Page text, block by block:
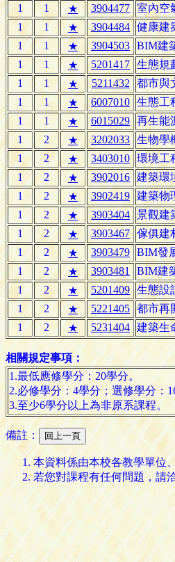
1
1 ★ 3904477 室內空
1
1 ★ 3904484 健康建
1
1 ★ 3904503 BIM建
1
1 ★ 5201417 生態規
1
1 ★ 5211432
都市與
1
1 ★ 6007010 生態工
1
1 ★ 6015029 再生能
1
2 ★ 3202033 生物學
1
2 ★ 3403010 環境工
1
2 ★ 3902016 建築環
1
2 ★ 3902419 建築物
1
2 ★ 3903404 景觀建
1
2 ★ 3903467 傢俱建
1
2 ★ 3903479 BIM發
1
2 ★ 3903481
BIM建
1
2 ★ 5201409 生態設
1
2 ★ 5221405 都市再
1
2 ★ 5231404 建築生
相關規定事項：
1.最低應修學分：20學分。
2.必修學分：4學分；選修學分：
3.至少6學分以上為非原系課程。
備註：
本資料係由本校各教學單位
若您對課程有任何問題，請